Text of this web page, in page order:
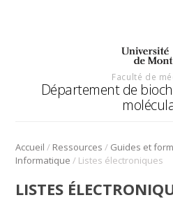
Faculté de
Département de
Accueil / Ressources / Guides et
Informatique / Listes électroniques
LISTES